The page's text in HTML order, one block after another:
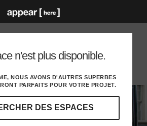
n'est plus disponible.
NOUS AVONS D'AUTRES SUPERBES
PARFAITS POUR VOTRE PROJET.
DES ESPACES
Event Space,